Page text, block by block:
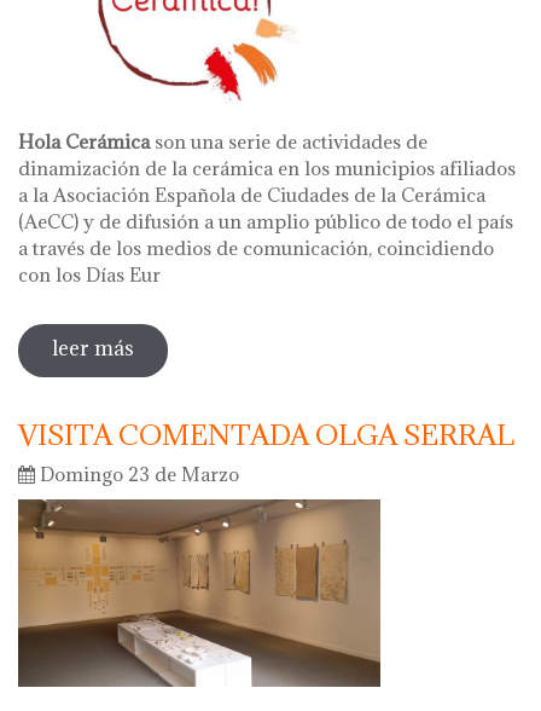
Hola Cerámica son una serie de actividades de
dinamización de la cerámica en los municipios afiliados
a la Asociación Española de Ciudades de la Cerámica
(AeCC) y de difusión a un amplio público de todo el país
a través de los medios de comunicación, coincidiendo
con los Días Eur
leer más sobre hola ceràmica 2025 - días
europeos de la artesania
VISITA COMENTADA OLGA SERRAL
Domingo 23 de Marzo